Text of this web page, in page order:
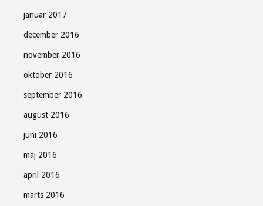
januar 2017
december 2016
november 2016
oktober 2016
september 2016
august 2016
juni 2016
maj 2016
april 2016
marts 2016